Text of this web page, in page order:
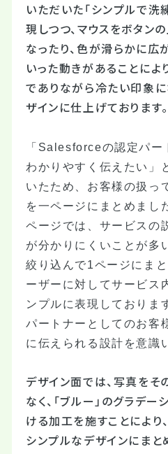
いただいた「シンプルで洗
現しつつ、マウスをボタン
なったり、色が滑らかに広
いった動きがあることによ
でありながら冷たい印象に
ザインに仕上げております。
「Salesforceの認定パー
わかりやすく伝えたい」
いたため、お客様の扱っ
を一ページにまとめまし
ページでは、サービスの
が分かりにくいことが多
絞り込んで1ページにま
ーザーに対してサービス
ンプルに表現しており
パートナーとしてのお客
に伝えられる設計を意識
デザイン面では、写真をそ
なく、「ブルー」のグラデ
ける加工を施すことにより
シンプルなデザインにまと